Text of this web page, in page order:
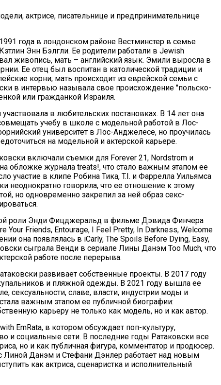
актрисе, писательнице и предпринимательнице
года в лондонском районе Вестминстер в семье
Энн Бэлгли. Ее родители работали в Jewish
живопись, мать – английский язык. Эмили выросла в
Ее отец был воспитан в католической традиции и
корни; мать происходит из еврейской семьи с
в интервью называла свое происхождение "польско-
или гражданкой Израиля.
в любительских постановках. В 14 лет она
учебу в школе с модельной работой в Лос-
университет в Лос-Анджелесе, но проучилась
на модельной и актерской карьере.
включали съемки для Forever 21, Nordstrom и
обложке журнала treats!, что стало важным этапом ее
участие в клипе Робина Тика, T.I. и Фаррелла Уильямса
неоднократно говорила, что ее отношение к этому
но одновременно закрепил за ней образ секс-
роли Энди Фицджеральд в фильме Дэвида Финчера
Your Friends, Entourage, I Feel Pretty, In Darkness, Welcome
она появлялась в iCarly, The Spoils Before Dying, Easy,
сыграла Венди в сериале Лины Данэм Too Much, что
работе после перерыва.
развивает собственные проекты. В 2017 году
и пляжной одежды. В 2021 году вышла ее
сексуальности, славе, власти, индустрии моды и
важным этапом ее публичной биографии:
карьеру не только как модель, но и как автор.
EmRata, в котором обсуждает поп-культуру,
и социальные сети. В последние годы Ратаковски все
но и как публичная фигура, комментатор и продюсер.
Линой Данэм и Стефани Дэнлер работает над новым
как актриса, сценаристка и исполнительный